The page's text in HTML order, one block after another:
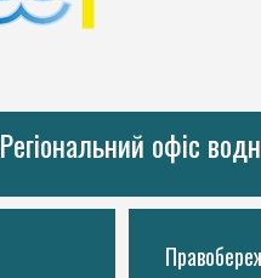
Регіональний офіс